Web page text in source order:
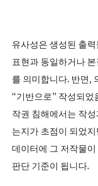
유사성은 생성된 출
표현과 동일하거나
를 의미합니다. 반면,
“기반으로” 작성되
작권 침해에서는 작
는지가 초점이 되었
데이터에 그 저작물
판단 기준이 됩니다.